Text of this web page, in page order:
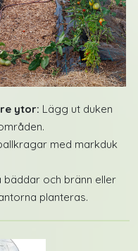
ytor: Lägg ut duken
med markduk
bäddar och bränn eller
planteras.